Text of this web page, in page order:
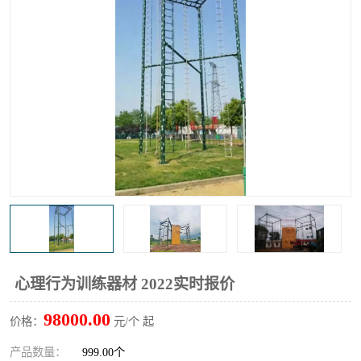
心理行为训练器材 2022实时报价
价格： 98000.00 元/个 起
产品数量： 999.00个